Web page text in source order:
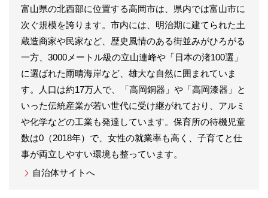
富山県の北西部に位置する高岡市は、県内では富山市に
次ぐ規模を誇ります。市内には、明治期に建てられた土
蔵造商家や民家など、歴史風情のある街並みがひろがる
一方、3000メートル級の立山連峰や「日本の渚100選」
に選ばれた雨晴海岸など、雄大な自然に囲まれていま
す。人口は約17万人で、「高岡銅器」や「高岡漆器」と
いった伝統産業が若い世代に受け継がれており、アルミ
や化学などの工業も発達しています。保育所の待機児童
数は0（2018年）で、女性の就業率も高く、子育てと仕
事が両立しやすい環境も整っています。
自治体サイトへ